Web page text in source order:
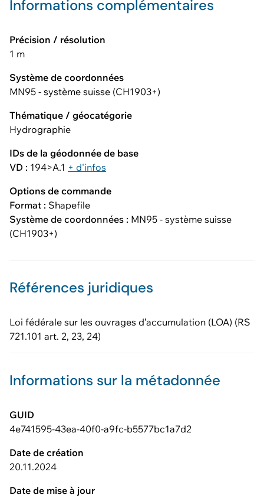
Informations complémentaires
Précision / résolution
1 m
Système de coordonnées
MN95 - système suisse (CH1903+)
Thématique / géocatégorie
Hydrographie
IDs de la géodonnée de base
VD : 194>A.1 + d'infos
Options de commande
Format : Shapefile
Système de coordonnées : MN95 - système suisse
(CH1903+)
Références juridiques
Loi fédérale sur les ouvrages d’accumulation (LOA) (RS
721.101 art. 2, 23, 24)
Informations sur la métadonnée
GUID
4e741595-43ea-40f0-a9fc-b5577bc1a7d2
Date de création
20.11.2024
Date de mise à jour